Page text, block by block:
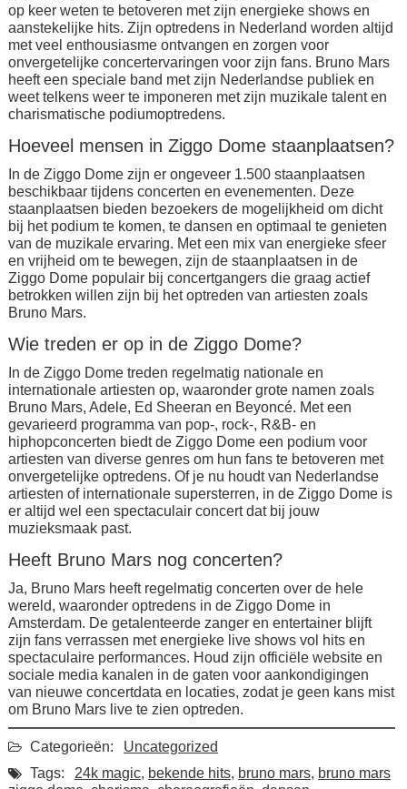
op keer weten te betoveren met zijn energieke shows en
aanstekelijke hits. Zijn optredens in Nederland worden altijd
met veel enthousiasme ontvangen en zorgen voor
onvergetelijke concertervaringen voor zijn fans. Bruno Mars
heeft een speciale band met zijn Nederlandse publiek en
weet telkens weer te imponeren met zijn muzikale talent en
charismatische podiumoptredens.
Hoeveel mensen in Ziggo Dome staanplaatsen?
In de Ziggo Dome zijn er ongeveer 1.500 staanplaatsen
beschikbaar tijdens concerten en evenementen. Deze
staanplaatsen bieden bezoekers de mogelijkheid om dicht
bij het podium te komen, te dansen en optimaal te genieten
van de muzikale ervaring. Met een mix van energieke sfeer
en vrijheid om te bewegen, zijn de staanplaatsen in de
Ziggo Dome populair bij concertgangers die graag actief
betrokken willen zijn bij het optreden van artiesten zoals
Bruno Mars.
Wie treden er op in de Ziggo Dome?
In de Ziggo Dome treden regelmatig nationale en
internationale artiesten op, waaronder grote namen zoals
Bruno Mars, Adele, Ed Sheeran en Beyoncé. Met een
gevarieerd programma van pop-, rock-, R&B- en
hiphopconcerten biedt de Ziggo Dome een podium voor
artiesten van diverse genres om hun fans te betoveren met
onvergetelijke optredens. Of je nu houdt van Nederlandse
artiesten of internationale supersterren, in de Ziggo Dome is
er altijd wel een spectaculair concert dat bij jouw
muzieksmaak past.
Heeft Bruno Mars nog concerten?
Ja, Bruno Mars heeft regelmatig concerten over de hele
wereld, waaronder optredens in de Ziggo Dome in
Amsterdam. De getalenteerde zanger en entertainer blijft
zijn fans verrassen met energieke live shows vol hits en
spectaculaire performances. Houd zijn officiële website en
sociale media kanalen in de gaten voor aankondigingen
van nieuwe concertdata en locaties, zodat je geen kans mist
om Bruno Mars live te zien optreden.
Categorieën:
Uncategorized
Tags:
24k magic, bekende hits, bruno mars, bruno mars